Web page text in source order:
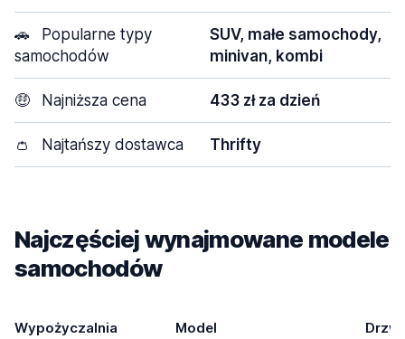
🚗
Popularne typy
samochodów
SUV, małe samochody,
minivan, kombi
🤑 Najniższa cena 433 zł za dzień
👛 Najtańszy dostawca Thrifty
Najczęściej wynajmowane modele
samochodów
Wypożyczalnia Model Drzwi